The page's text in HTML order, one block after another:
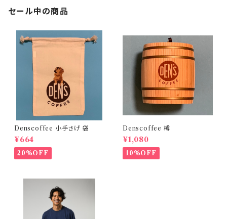
セール中の商品
Denscoffee 小手さげ 袋
¥664
20%OFF
Denscoffee 樽
¥1,080
10%OFF